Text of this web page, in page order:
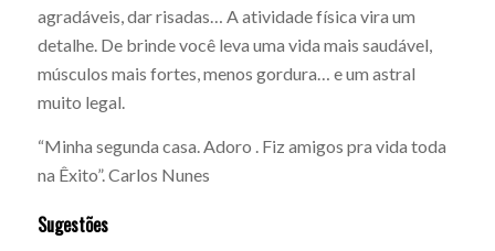
agradáveis, dar risadas… A atividade física vira um
detalhe. De brinde você leva uma vida mais saudável,
músculos mais fortes, menos gordura… e um astral
muito legal.
“Minha segunda casa. Adoro . Fiz amigos pra vida toda
na Êxito”. Carlos Nunes
Sugestões